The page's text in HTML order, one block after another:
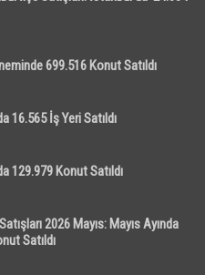
699.516 Konut Satıldı
16.565 İş Yeri Satıldı
129.979 Konut Satıldı
2026 Mayıs: Mayıs Ayında
Satıldı